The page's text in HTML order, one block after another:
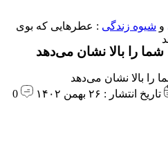
و شیوه زندگی : عطرهایی که بوی
را بالا نشان می‌دهد
تاریخ انتشار : ۲۶ بهمن ۱۴۰۲
0